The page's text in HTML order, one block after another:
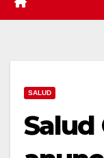
SALUD
Salud